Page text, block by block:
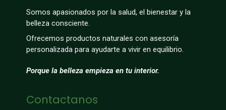
Somos apasionados por la salud, el bienestar y la
belleza consciente.
Ofrecemos productos naturales con asesoría
personalizada para ayudarte a vivir en equilibrio.
Porque la belleza empieza en tu interior.
Contactanos